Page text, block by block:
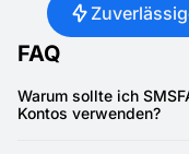
FAQ
Warum sollte ich
Kontos verwenden?